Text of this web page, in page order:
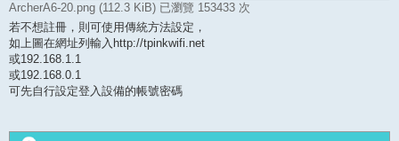
ArcherA6-20.png (112.3 KiB) 已瀏覽 153433 次
若不想註冊，則可使用傳統方法設定，
如上圖在網址列輸入http://tpinkwifi.net
或192.168.1.1
或192.168.0.1
可先自行設定登入設備的帳號密碼